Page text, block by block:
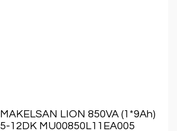
MAKELSAN LION 850VA (1*9Ah)
5-12DK MU00850L11EA005